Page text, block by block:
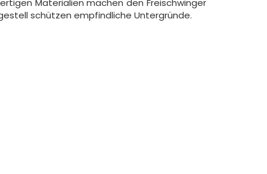
Materialien machen den Freischwinger
schützen empfindliche Untergründe.